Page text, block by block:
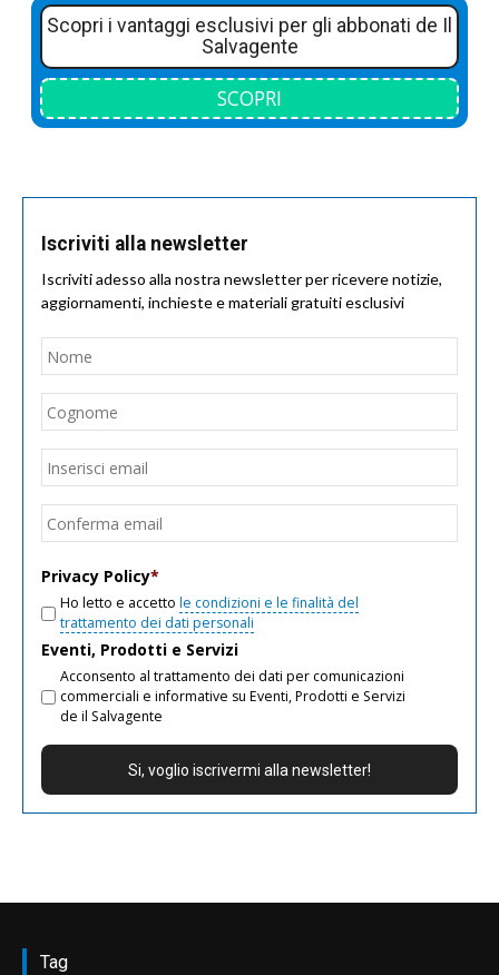
Scopri i vantaggi esclusivi per gli abbonati de Il
Salvagente
SCOPRI
Iscriviti alla newsletter
Iscriviti adesso alla nostra newsletter per ricevere notizie,
aggiornamenti, inchieste e materiali gratuiti esclusivi
Nome
Email
Privacy Policy*
Ho letto e accetto le condizioni e le finalità del
trattamento dei dati personali
Eventi, Prodotti e Servizi
Acconsento al trattamento dei dati per comunicazioni
commerciali e informative su Eventi, Prodotti e Servizi
de il Salvagente
Tag